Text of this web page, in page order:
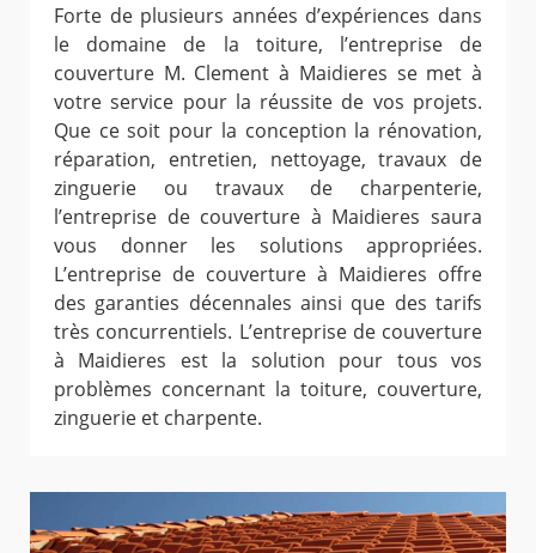
Forte de plusieurs années d’expériences dans
le domaine de la toiture, l’entreprise de
couverture M. Clement à Maidieres se met à
votre service pour la réussite de vos projets.
Que ce soit pour la conception la rénovation,
réparation, entretien, nettoyage, travaux de
zinguerie ou travaux de charpenterie,
l’entreprise de couverture à Maidieres saura
vous donner les solutions appropriées.
L’entreprise de couverture à Maidieres offre
des garanties décennales ainsi que des tarifs
très concurrentiels. L’entreprise de couverture
à Maidieres est la solution pour tous vos
problèmes concernant la toiture, couverture,
zinguerie et charpente.